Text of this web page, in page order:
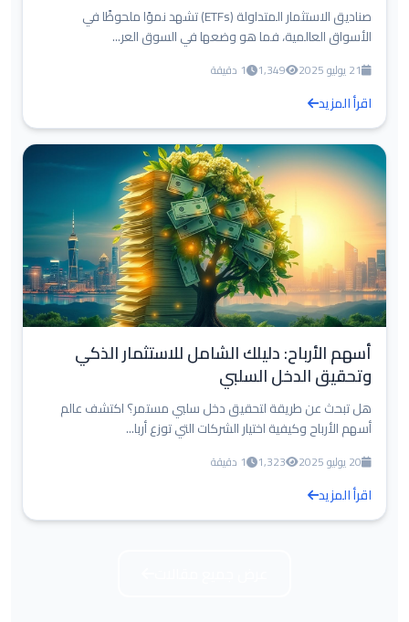
صناديق الاستثمار المتداولة (ETFs) تشهد نموًا ملحوظًا في
الأسواق العالمية، فما هو وضعها في السوق العر...
21 يوليو 2025 1,349 1 دقيقة
اقرأ المزيد
أسهم الأرباح: دليلك الشامل للاستثمار الذكي
وتحقيق الدخل السلبي
هل تبحث عن طريقة لتحقيق دخل سلبي مستمر؟ اكتشف عالم
أسهم الأرباح وكيفية اختيار الشركات التي توزع أربا...
20 يوليو 2025 1,323 1 دقيقة
اقرأ المزيد